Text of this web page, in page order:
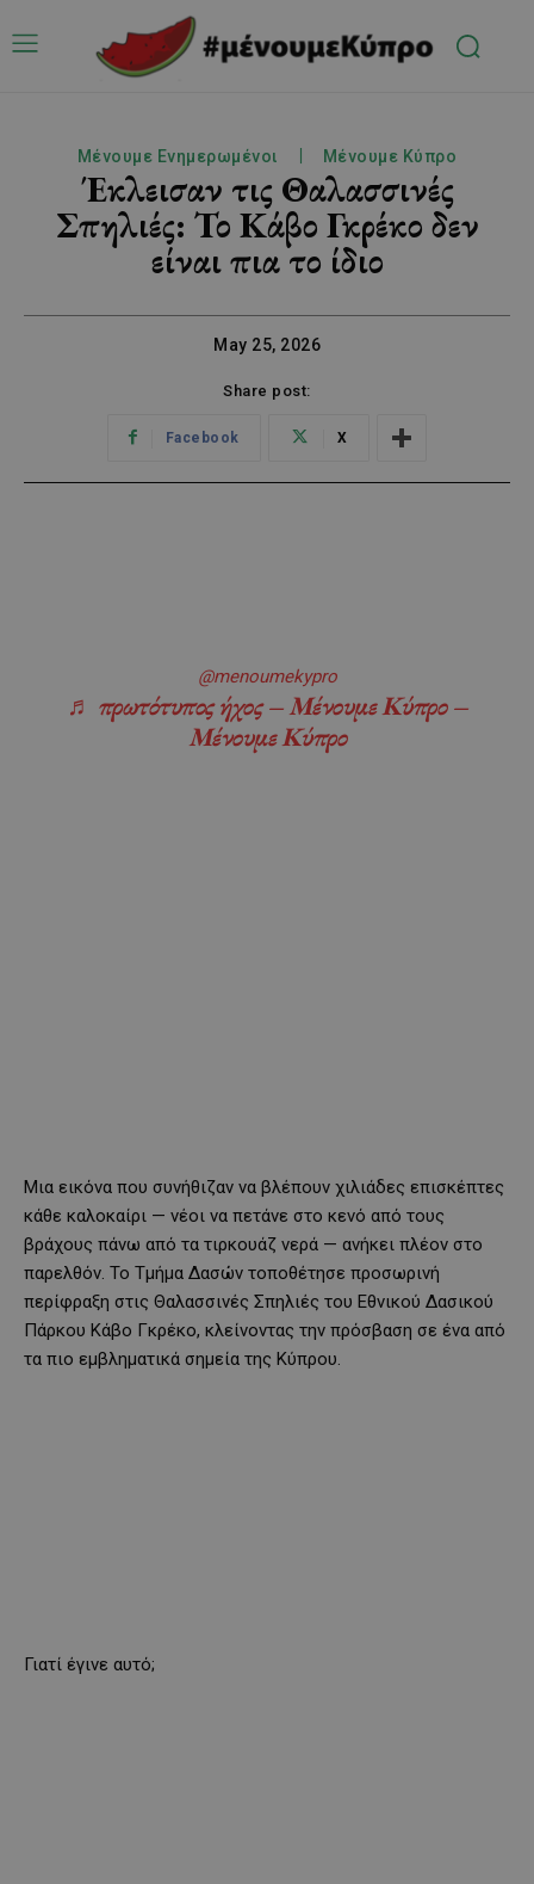
Μένουμε Ενημερωμένοι Μένουμε Κύπρο
Έκλεισαν τις Θαλασσινές
Σπηλιές: Το Κάβο Γκρέκο δεν
είναι πια το ίδιο
May 25, 2026
Share post:
Facebook X
@menoumekypro
♬ πρωτότυπος ήχος – Μένουμε Κύπρο –
Μένουμε Κύπρο
Μια εικόνα που συνήθιζαν να βλέπουν χιλιάδες επισκέπτες
κάθε καλοκαίρι — νέοι να πετάνε στο κενό από τους
βράχους πάνω από τα τιρκουάζ νερά — ανήκει πλέον στο
παρελθόν. Το Τμήμα Δασών τοποθέτησε προσωρινή
περίφραξη στις Θαλασσινές Σπηλιές του Εθνικού Δασικού
Πάρκου Κάβο Γκρέκο, κλείνοντας την πρόσβαση σε ένα από
τα πιο εμβληματικά σημεία της Κύπρου.
Γιατί έγινε αυτό;